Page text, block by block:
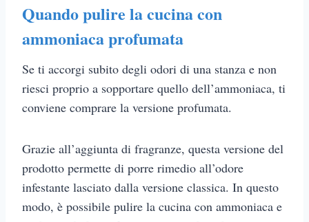
Quando pulire la cucina con
ammoniaca profumata
Se ti accorgi subito degli odori di una stanza e non
riesci proprio a sopportare quello dell’ammoniaca, ti
conviene comprare la versione profumata.
Grazie all’aggiunta di fragranze, questa versione del
prodotto permette di porre rimedio all’odore
infestante lasciato dalla versione classica. In questo
modo, è possibile pulire la cucina con ammoniaca e